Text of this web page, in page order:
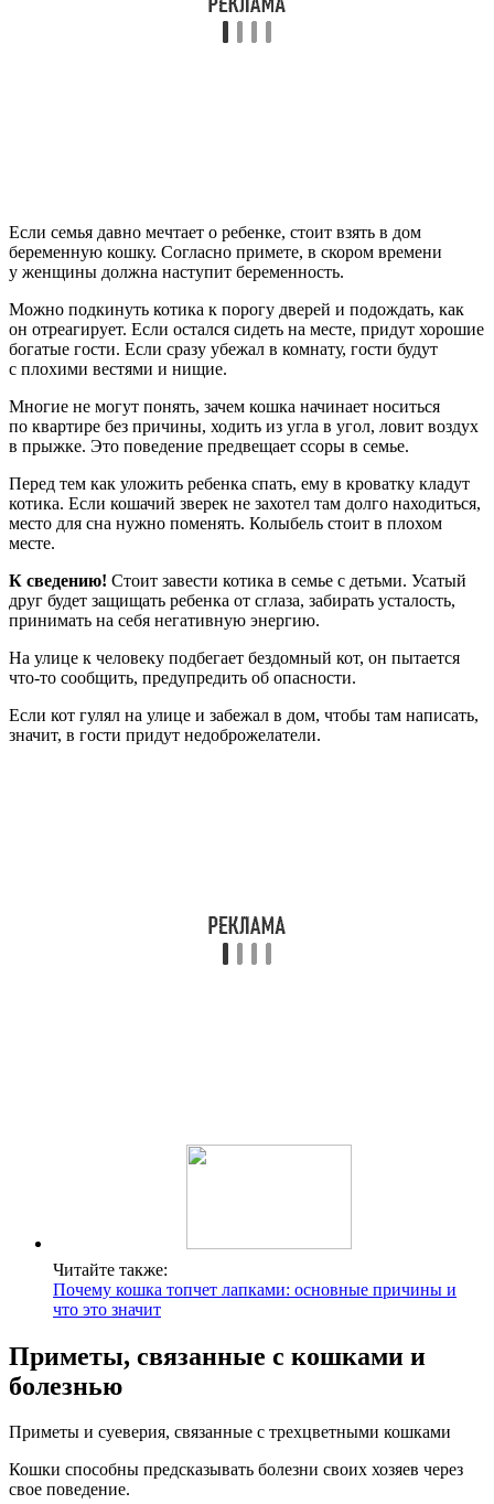
Если семья давно мечтает о ребенке, стоит взять в дом
беременную кошку. Согласно примете, в скором времени
у женщины должна наступит беременность.
Можно подкинуть котика к порогу дверей и подождать, как
он отреагирует. Если остался сидеть на месте, придут хорошие
богатые гости. Если сразу убежал в комнату, гости будут
с плохими вестями и нищие.
Многие не могут понять, зачем кошка начинает носиться
по квартире без причины, ходить из угла в угол, ловит воздух
в прыжке. Это поведение предвещает ссоры в семье.
Перед тем как уложить ребенка спать, ему в кроватку кладут
котика. Если кошачий зверек не захотел там долго находиться,
место для сна нужно поменять. Колыбель стоит в плохом
месте.
К сведению! Стоит завести котика в семье с детьми. Усатый
друг будет защищать ребенка от сглаза, забирать усталость,
принимать на себя негативную энергию.
На улице к человеку подбегает бездомный кот, он пытается
что-то сообщить, предупредить об опасности.
Если кот гулял на улице и забежал в дом, чтобы там написать,
значит, в гости придут недоброжелатели.
Читайте также:
Почему кошка топчет лапками: основные причины и
что это значит
Приметы, связанные с кошками и
болезнью
Приметы и суеверия, связанные с трехцветными кошками
Кошки способны предсказывать болезни своих хозяев через
свое поведение.